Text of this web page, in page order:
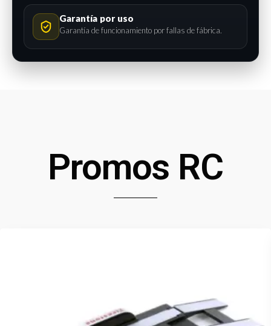
Garantía por uso
Garantía de funcionamiento por fallas de fábrica.
Promos RC